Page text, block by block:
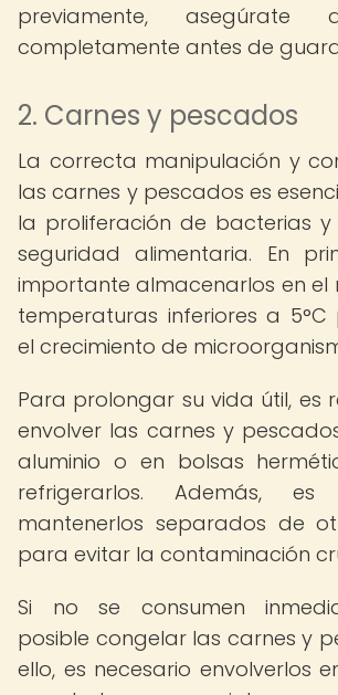
previamente, asegúrate
completamente antes de
2. Carnes y pescados
La correcta manipulación y
las carnes y pescados es
la proliferación de bacterias
seguridad alimentaria. En
importante almacenarlos en el
temperaturas inferiores a
el crecimiento de
Para prolongar su vida útil, es
envolver las carnes y
aluminio o en bolsas
refrigerarlos. Además, es
mantenerlos separados de
para evitar la contaminación
Si no se consumen
posible congelar las carnes y
ello, es necesario envolverlos